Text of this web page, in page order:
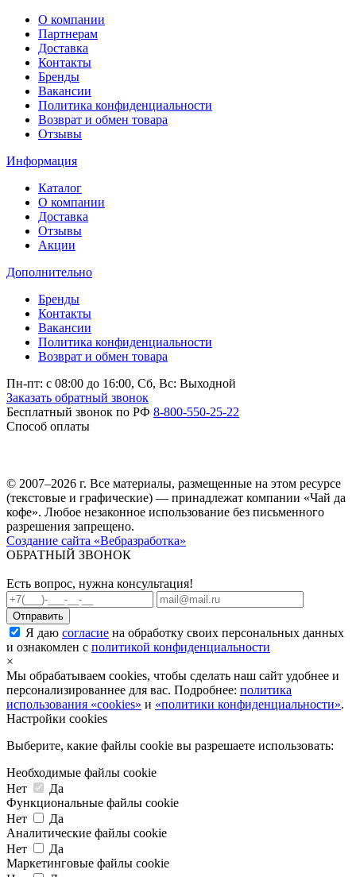
О компании
Партнерам
Доставка
Контакты
Бренды
Вакансии
Политика конфиденциальности
Возврат и обмен товара
Отзывы
Информация
Каталог
О компании
Доставка
Отзывы
Акции
Дополнительно
Бренды
Контакты
Вакансии
Политика конфиденциальности
Возврат и обмен товара
Пн-пт: c 08:00 до 16:00, Сб, Вс: Выходной
Заказать обратный звонок
Бесплатный звонок по РФ 8-800-550-25-22
Способ оплаты
© 2007–2026 г. Все материалы, размещенные на этом ресурсе
(текстовые и графические) — принадлежат компании «Чай да
кофе». Любое незаконное использование без письменного
разрешения запрещено.
Создание сайта «Вебразработка»
ОБРАТНЫЙ ЗВОНОК
Есть вопрос, нужна консультация!
Я даю согласие на обработку своих персональных данных
и ознакомлен с политикой конфиденциальности
×
Мы обрабатываем cookies, чтобы сделать наш сайт удобнее и
персонализированнее для вас. Подробнее: политика
использования «cookies» и «политики конфиденциальности».
Настройки cookies
Выберите, какие файлы cookie вы разрешаете использовать:
Необходимые файлы cookie
Нет
Да
Функциональные файлы cookie
Нет
Да
Аналитические файлы cookie
Нет
Да
Маркетинговые файлы cookie